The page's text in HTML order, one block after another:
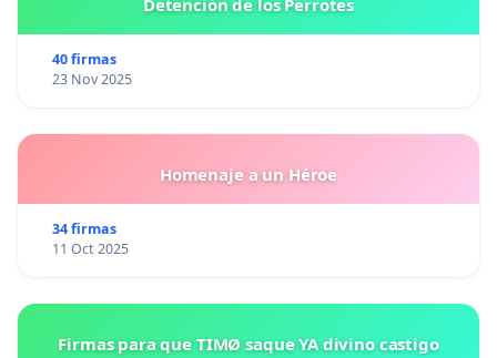
40 firmas
23 Nov 2025
Homenaje a un Héroe
34 firmas
11 Oct 2025
Firmas para que TIMØ saque YA divino castigo